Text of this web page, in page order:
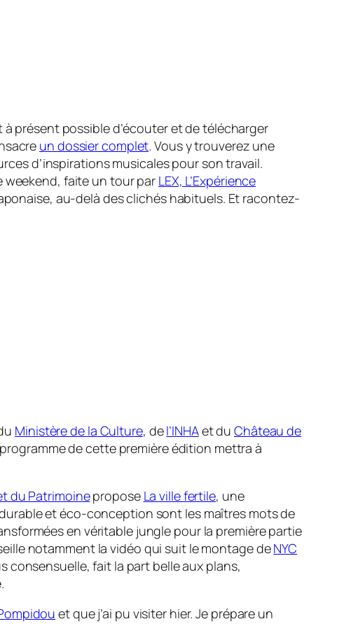
à présent possible d’écouter et de télécharger
un dossier complet. Vous y trouverez une
d’inspirations musicales pour son travail.
weekend, faite un tour par LEX, L’Expérience
au-delà des clichés habituels. Et racontez-
Ministère de la Culture, del’INHAet duChâteau de
de cette première édition mettra à
du Patrimoinepropose La ville fertile, une
et éco-conception sont les maîtres mots de
en véritable jungle pour la première partie
notamment la vidéo qui suit le montage deNYC
consensuelle, fait la part belle aux plans,
et que j’ai pu visiter hier. Je prépare un